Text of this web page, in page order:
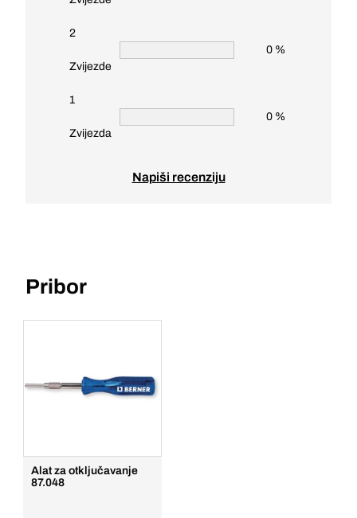
2
Zvijezde
0 %
1
Zvijezda
0 %
Napiši recenziju
Pribor
Alat za otključavanje
87.048